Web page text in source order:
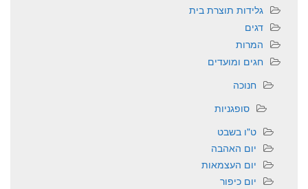
גלידות תוצרת בית
דגים
המרות
חגים ומועדים
חנוכה
סופגניות
ט"ו בשבט
יום האהבה
יום העצמאות
יום כיפור